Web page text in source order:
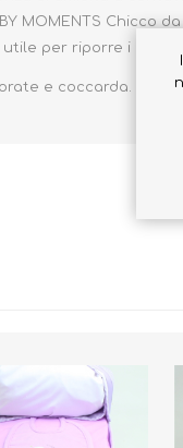
MOMENTS Chicco da
per riporre i
e coccarda. E'